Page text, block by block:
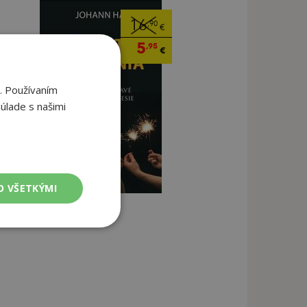
16,90€
5,95€
s našimi
VŠETKÝMI